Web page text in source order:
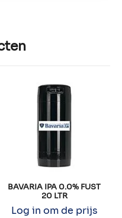
BAVARIA IPA 0.0% FUST
20 LTR
Log in om de prijs